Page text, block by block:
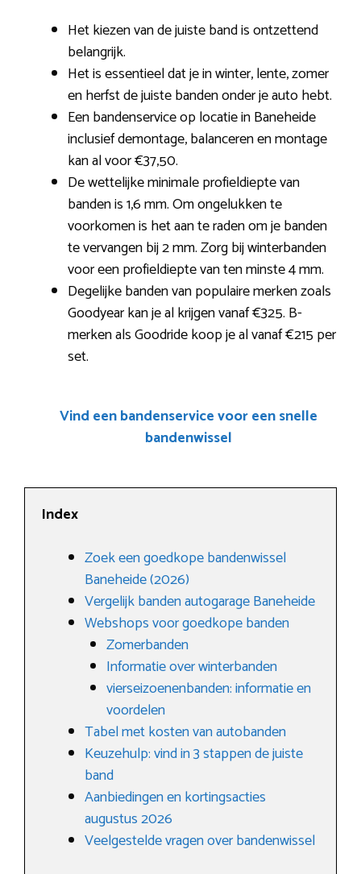
Het kiezen van de juiste band is ontzettend
belangrijk.
Het is essentieel dat je in winter, lente, zomer
en herfst de juiste banden onder je auto hebt.
Een bandenservice op locatie in Baneheide
inclusief demontage, balanceren en montage
kan al voor €37,50.
De wettelijke minimale profieldiepte van
banden is 1,6 mm. Om ongelukken te
voorkomen is het aan te raden om je banden
te vervangen bij 2 mm. Zorg bij winterbanden
voor een profieldiepte van ten minste 4 mm.
Degelijke banden van populaire merken zoals
Goodyear kan je al krijgen vanaf €325. B-
merken als Goodride koop je al vanaf €215 per
set.
Vind een bandenservice voor een snelle
bandenwissel
Index
Zoek een goedkope bandenwissel
Baneheide (2026)
Vergelijk banden autogarage Baneheide
Webshops voor goedkope banden
Zomerbanden
Informatie over winterbanden
vierseizoenenbanden: informatie en
voordelen
Tabel met kosten van autobanden
Keuzehulp: vind in 3 stappen de juiste
band
Aanbiedingen en kortingsacties
augustus 2026
Veelgestelde vragen over bandenwissel